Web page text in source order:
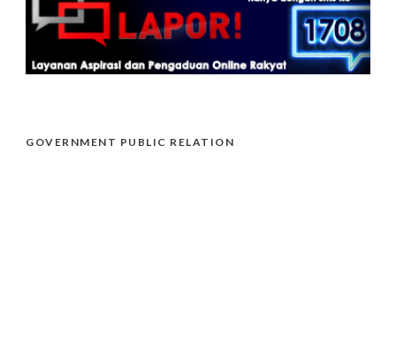
GOVERNMENT PUBLIC RELATION